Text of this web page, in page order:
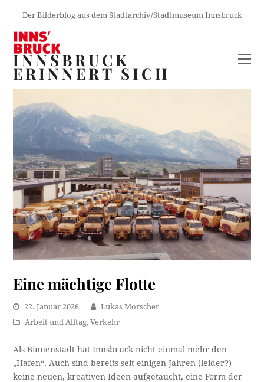
Der Bilderblog aus dem Stadtarchiv/Stadtmuseum Innsbruck
INNSBRUCK
ERINNERT SICH
Eine mächtige Flotte
22. Januar 2026
Lukas Morscher
Arbeit und Alltag,Verkehr
Als Binnenstadt hat Innsbruck nicht einmal mehr den
„Hafen“. Auch sind bereits seit einigen Jahren (leider?)
keine neuen, kreativen Ideen aufgetaucht, eine Form der